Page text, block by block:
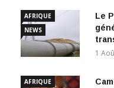
AFRIQUE
NEWS
Le
1
AFRIQUE